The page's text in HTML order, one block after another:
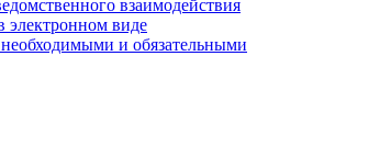
взаимодействия
электронном виде
и обязательными